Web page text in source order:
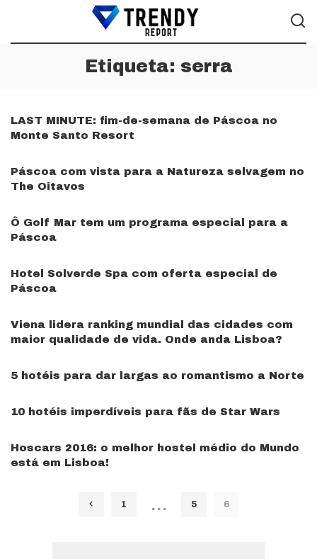
Etiqueta: serra
LAST MINUTE: fim-de-semana de Páscoa no
Monte Santo Resort
Páscoa com vista para a Natureza selvagem no
The Oitavos
Ô Golf Mar tem um programa especial para a
Páscoa
Hotel Solverde Spa com oferta especial de
Páscoa
Viena lidera ranking mundial das cidades com
maior qualidade de vida. Onde anda Lisboa?
5 hotéis para dar largas ao romantismo a Norte
10 hotéis imperdíveis para fãs de Star Wars
Hoscars 2016: o melhor hostel médio do Mundo
está em Lisboa!
1 … 5 6